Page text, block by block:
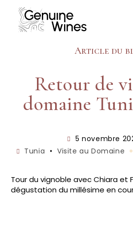
content
Article du
Retour de
domaine
Publication
publiée :
5 novembre
PostTunia • Visite au Domaine
Tour du vignoble avec Chiara et
dégustation du millésime en